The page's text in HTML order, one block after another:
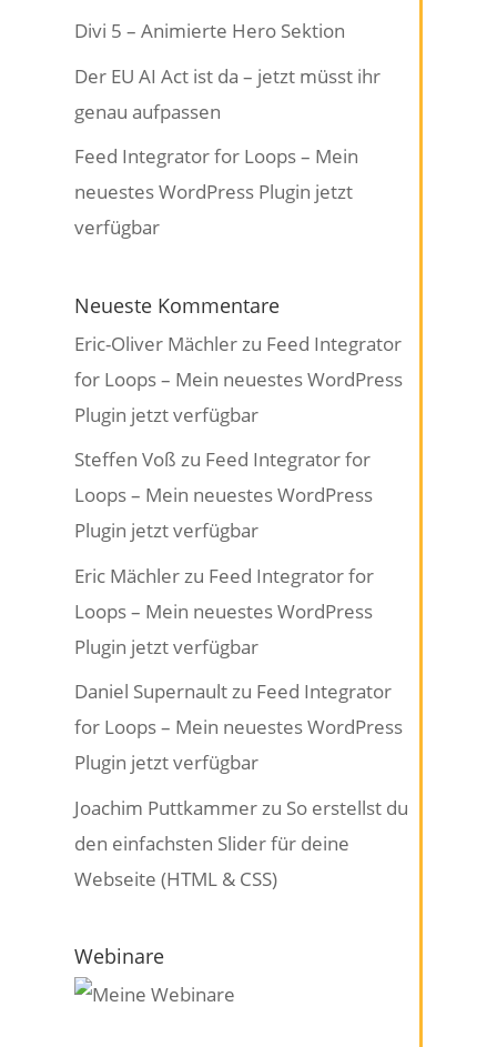
Divi 5 – Animierte Hero Sektion
Der EU AI Act ist da – jetzt müsst ihr
genau aufpassen
Feed Integrator for Loops – Mein
neuestes WordPress Plugin jetzt
verfügbar
Neueste Kommentare
Eric-Oliver Mächlerzu Feed Integrator
for Loops – Mein neuestes WordPress
Plugin jetzt verfügbar
Steffen Voß zu Feed Integrator for
Loops – Mein neuestes WordPress
Plugin jetzt verfügbar
Eric Mächlerzu Feed Integrator for
Loops – Mein neuestes WordPress
Plugin jetzt verfügbar
Daniel Supernaultzu Feed Integrator
for Loops – Mein neuestes WordPress
Plugin jetzt verfügbar
Joachim Puttkammerzu So erstellst du
den einfachsten Slider für deine
Webseite (HTML & CSS)
Webinare